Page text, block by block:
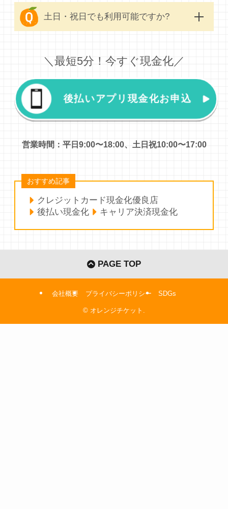
土日・祝日でも利用可能ですか?
＼最短5分！今すぐ現金化／
後払いアプリ現金化お申込
営業時間：平日9:00〜18:00、土日祝10:00〜17:00
おすすめ記事
クレジットカード現金化優良店
後払い現金化
キャリア決済現金化
PAGE TOP
会社概要 プライバシーポリシー SDGs
© オレンジチケット.